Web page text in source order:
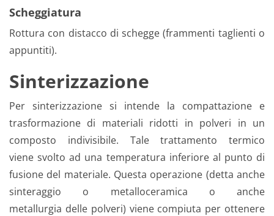
Scheggiatura
Rottura con distacco di schegge (frammenti taglienti o
appuntiti).
Sinterizzazione
Per sinterizzazione si intende la compattazione e
trasformazione di materiali ridotti in polveri in un
composto indivisibile. Tale trattamento termico
viene svolto ad una temperatura inferiore al punto di
fusione del materiale. Questa operazione (detta anche
sinteraggio o metalloceramica o anche
metallurgia delle polveri) viene compiuta per ottenere